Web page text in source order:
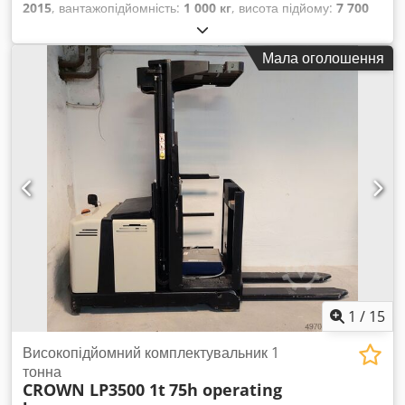
2015, вантажопідйомність: 1 000 кг, висота підйому: 7 700
3 050 мм
тип пального:електричний, тип щогли:триплекс,
Виробник + модель: CROWN SP 3522 - 1.0 Мачта: 3F7700
ID: 23033.2653 Категорія: Вживаний Мачта: 3F Висота в
складеному стані: 3050 мм Висота підйому: 7700 мм
Вантажопідйомність: 1000 кг Висота платформи: 7000 мм
Висота підйому вантажу: 8600 мм Ширина кабіни: 1370 мм
Рік випуску: 2015 Напрацювання: 2089 годин Акумулятор:
24 В / 775 А·год - Hoppecke Опції: повний пакет опцій -
Мачта = Триплекс FFL - обладнано бічними направляючими
та датчиками (включно з бічними роликами/колесами та
датчиками!!) Cjdpozq T N Dofx Apbsrf
Мала оголошення
1 / 15
Високопідйомний комплектувальник 1
тонна
CROWN LP3500 1t75h operating